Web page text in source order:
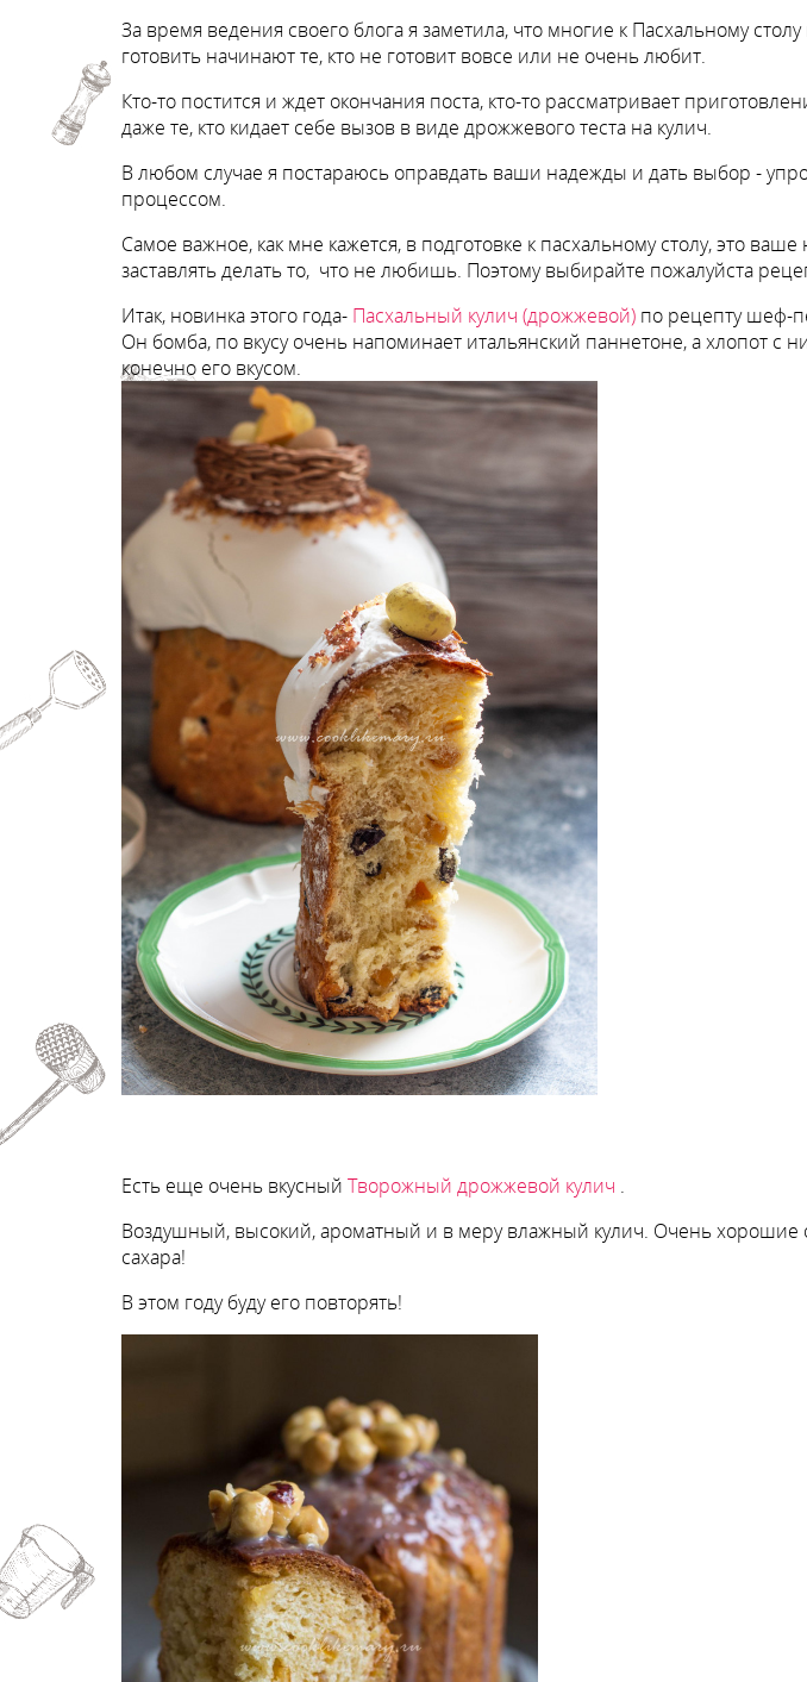
За время ведения своего блога я заметила, что многие к Пасхальному
готовить начинают те, кто не готовит вовсе или не очень любит.
Кто-то постится и ждет окончания поста, кто-то рассматривает
даже те, кто кидает себе вызов в виде дрожжевого теста на кулич.
В любом случае я постараюсь оправдать ваши надежды и дать выбор -
процессом.
Самое важное, как мне кажется, в подготовке к пасхальному столу, это
заставлять делать то, что не любишь. Поэтому выбирайте пожалуйста
Итак, новинка этого года- Пасхальный кулич (дрожжевой) по рецепту шеф-
Он бомба, по вкусу очень напоминает итальянский паннетоне, а хлопот
конечно его вкусом.
Есть еще очень вкусный Творожный дрожжевой кулич .
Воздушный, высокий, ароматный и в меру влажный кулич. Очень
сахара!
В этом году буду его повторять!